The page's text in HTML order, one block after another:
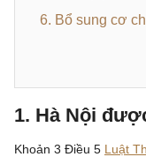
6. Bổ sung cơ
1. Hà Nội
Khoản 3 Điều 5 Luật